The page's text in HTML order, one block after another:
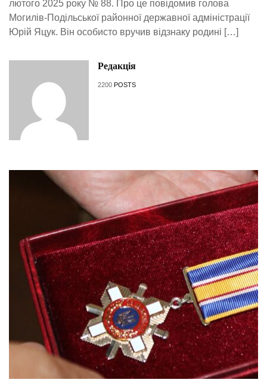
лютого 2025 року № 88. Про це повідомив голова
Могилів-Подільської районної державної адміністрації
Юрій Яцук. Він особисто вручив відзнаку родині […]
Редакція
2200 POSTS